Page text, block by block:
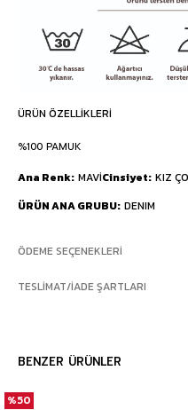
ÜRÜN ÖZELLIKLERI
%100 PAMUK
Ana Renk MAVİCinsiyet KIZ
ÜRÜN ANA GRUBU DENIM
ÖDEME SEÇENEKLERI
TESLIMAT/İADE ŞARTLARI
BENZER ÜRÜNLER
%50